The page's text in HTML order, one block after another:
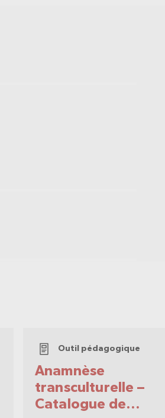
Anamnèse
transculturelle –
Catalogue de
Outil pédagogique